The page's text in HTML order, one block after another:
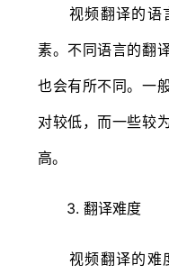
视频翻译的语
素。不同语言的翻
也会有所不同。一
对较低，而一些较
高。
3. 翻译难度
视频翻译的难